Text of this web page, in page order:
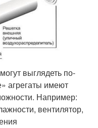
выглядеть по-
агрегаты имеют
Например:
вентилятор,